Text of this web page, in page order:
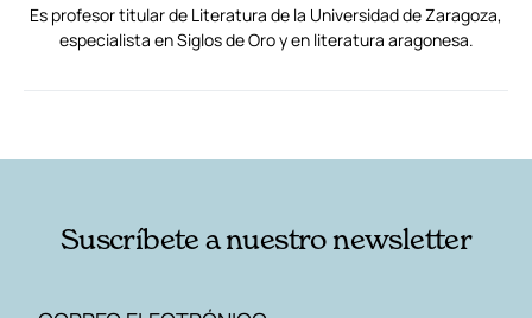
Es profesor titular de Literatura de la Universidad de Zaragoza,
especialista en Siglos de Oro y en literatura aragonesa.
Suscríbete a nuestro newsletter